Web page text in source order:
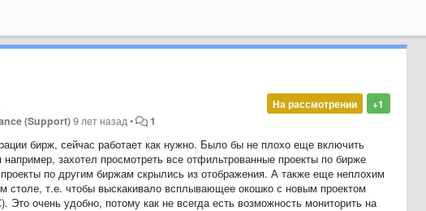
+1
На рассмотрении
(Support)9 лет назад • 1
бирж, сейчас работает как нужно. Было бы не плохо еще включить
захотел просмотреть все отфильтрованные проекты по бирже
по другим биржам скрылись из отображения. А также еще неплохим
столе, т.е. чтобы выскакивало всплывающее окошко с новым проектом
очень удобно, потому как не всегда есть возможность мониторить на